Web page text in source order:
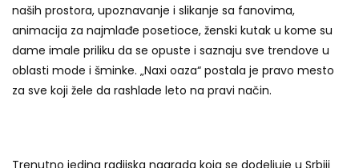
naših prostora, upoznavanje i slikanje sa fanovima,
animacija za najmlađe posetioce, ženski kutak u kome su
dame imale priliku da se opuste i saznaju sve trendove u
oblasti mode i šminke. „Naxi oaza“ postala je pravo mesto
za sve koji žele da rashlade leto na pravi način.